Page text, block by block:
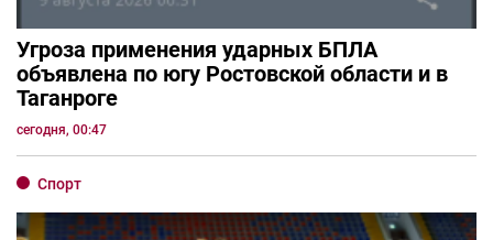
Угроза применения ударных БПЛА
объявлена по югу Ростовской области и в
Таганроге
сегодня, 00:47
Спорт